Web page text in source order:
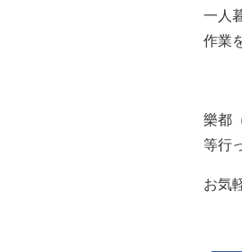
一人
作業
樂都
等行
お気